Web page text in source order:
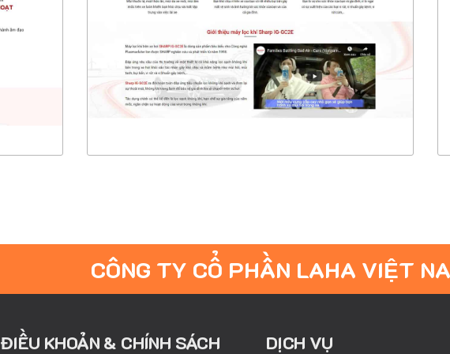
CHI TIẾT
XEM THỰC TẾ
CÔNG TY CỔ PHẦN LAHA VIỆT
ĐIỀU KHOẢN & CHÍNH SÁCH DỊCH VỤ